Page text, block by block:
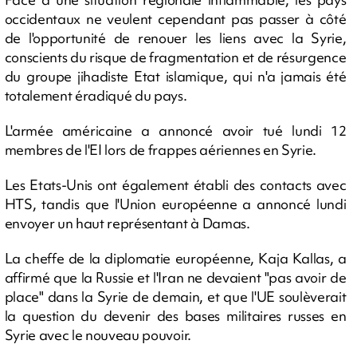
occidentaux ne veulent cependant pas passer à côté
de l'opportunité de renouer les liens avec la Syrie,
conscients du risque de fragmentation et de résurgence
du groupe jihadiste Etat islamique, qui n'a jamais été
totalement éradiqué du pays.
L'armée américaine a annoncé avoir tué lundi 12
membres de l'EI lors de frappes aériennes en Syrie.
Les Etats-Unis ont également établi des contacts avec
HTS, tandis que l'Union européenne a annoncé lundi
envoyer un haut représentant à Damas.
La cheffe de la diplomatie européenne, Kaja Kallas, a
affirmé que la Russie et l'Iran ne devaient "pas avoir de
place" dans la Syrie de demain, et que l'UE soulèverait
la question du devenir des bases militaires russes en
Syrie avec le nouveau pouvoir.